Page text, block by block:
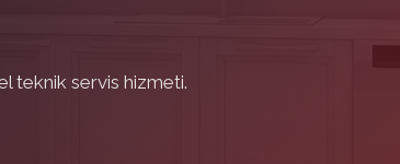
teknik servis hizmeti.